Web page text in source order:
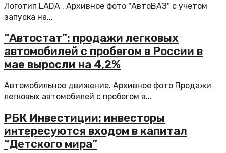
Логотип LADA . Архивное фото "АвтоВАЗ" с учетом
запуска на...
“Автостат”: продажи легковых
автомобилей с пробегом в России в
мае выросли на 4,2%
Автомобильное движение. Архивное фото Продажи
легковых автомобилей с пробегом в...
РБК Инвестиции: инвесторы
интересуются входом в капитал
“‎Детского мира”